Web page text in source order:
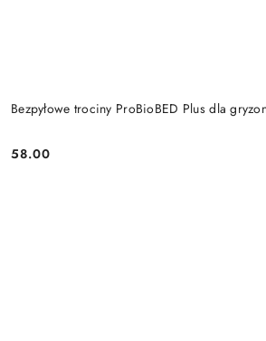
Bezpyłowe trociny ProBioBED Plus dla
Cena:
58.00